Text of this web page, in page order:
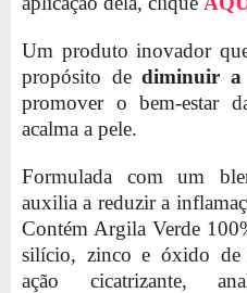
Um produto inovador
propósito dediminuir a
promover o bem-estar
acalma a pele.
Formulada com um
auxilia a reduzir a
Contém Argila Verde
silício, zinco e óxido de
ação cicatrizante,